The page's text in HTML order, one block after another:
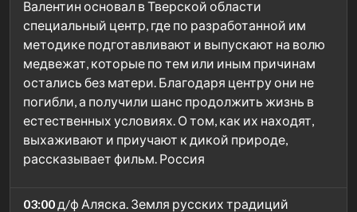
Валентин основал в Тверской области
специальный центр, где по разработанной им
методике подготавливают и выпускают на волю
медвежат, которые по тем или иным причинам
остались без матери. Благодаря центру они не
погибли, а получили шанс продолжить жизнь в
естественных условиях. О том, как их находят,
выхаживают и приучают к дикой природе,
рассказывает фильм. Россия
03:00д/ф Аляска. Земля русских традиций